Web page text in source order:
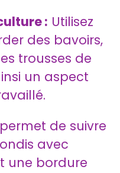
: Utilisez
des bavoirs,
trousses de
un aspect
de suivre
avec
une bordure